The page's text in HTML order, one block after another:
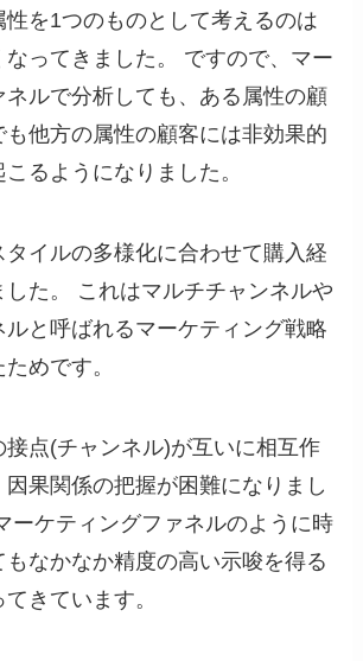
性を1つのものとして考えるのは
ってきました。 ですので、マー
ネルで分析しても、ある属性の顧
他方の属性の顧客には非効果的
るようになりました。
タイルの多様化に合わせて購入経
した。 これはマルチチャンネルや
ルと呼ばれるマーケティング戦略
めです。
接点(チャンネル)が互いに相互作
因果関係の把握が困難になりまし
ーケティングファネルのように時
なかなか精度の高い示唆を得る
きています。